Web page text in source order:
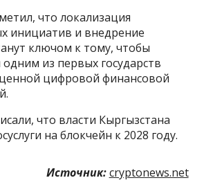
что локализация
инициатив и внедрение
ключом к тому, чтобы
одним из первых государств
цифровой финансовой
что власти Кыргызстана
на блокчейн к 2028 году.
Источник: cryptonews.net